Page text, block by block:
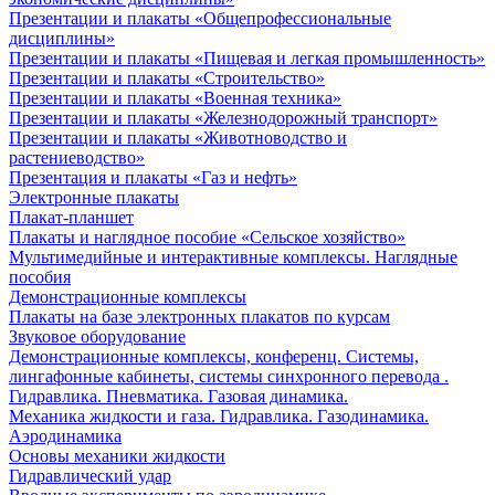
Презентации и плакаты «Общепрофессиональные
дисциплины»
Презентации и плакаты «Пищевая и легкая промышленность»
Презентации и плакаты «Строительство»
Презентации и плакаты «Военная техника»
Презентации и плакаты «Железнодорожный транспорт»
Презентации и плакаты «Животноводство и
растениеводство»
Презентация и плакаты «Газ и нефть»
Электронные плакаты
Плакат-планшет
Плакаты и наглядное пособие «Сельское хозяйство»
Мультимедийные и интерактивные комплексы. Наглядные
пособия
Демонстрационные комплексы
Плакаты на базе электронных плакатов по курсам
Звуковое оборудование
Демонстрационные комплексы, конференц. Системы,
лингафонные кабинеты, системы синхронного перевода .
Гидравлика. Пневматика. Газовая динамика.
Механика жидкости и газа. Гидравлика. Газодинамика.
Аэродинамика
Основы механики жидкости
Гидравлический удар